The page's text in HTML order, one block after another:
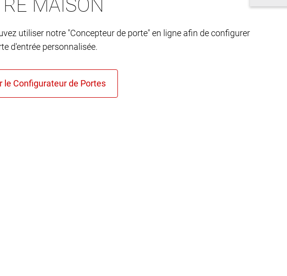
MAISON
utiliser notre "Concepteur de porte" en ligne afin de configurer
d'entrée personnalisée.